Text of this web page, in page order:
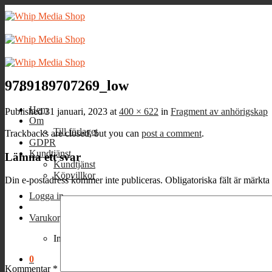
Skip
to
Hem
Om
Till förlaget
GDPR
Kundtjänst
Kundtjänst
Köpvillkor
Logga in
Varukorg /
Inga produkter i varukorgen.
0
9789189707269_low
Published31 januari, 2023 at 400 × 622 in Fragment av anhörigskap
Trackbacks are closed, but you can post a comment.
Lämna ett svar
Din e-postadress kommer inte publiceras. Obligatoriska fält är märkta
Kommentar *